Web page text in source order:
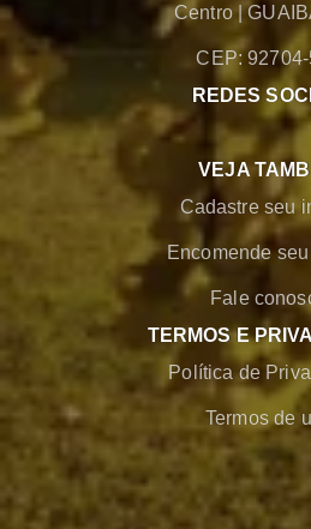
Centro |
CEP:
REDES
VEJA
Cadastre seu
Encomende seu
Fale
TERMOS E
Política de
Termos de